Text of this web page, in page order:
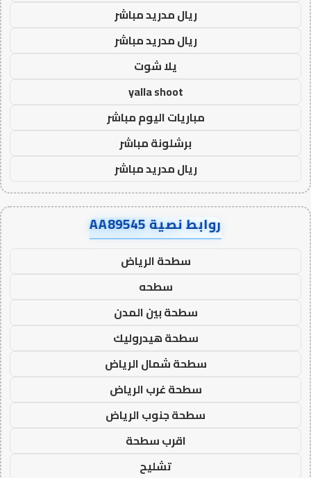
ريال مدريد مباشر
ريال مدريد مباشر
يلا شوت
yalla shoot
مباريات اليوم مباشر
برشلونة مباشر
ريال مدريد مباشر
روابط نصية AA89545
سطحة الرياض
سطحه
سطحة بين المدن
سطحة هيدروليك
سطحة شمال الرياض
سطحة غرب الرياض
سطحة جنوب الرياض
اقرب سطحة
تشليح